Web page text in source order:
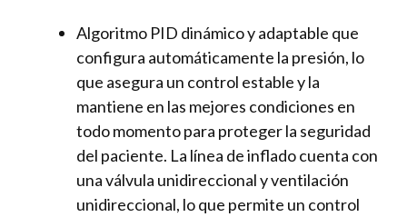
Algoritmo PID dinámico y adaptable que
configura automáticamente la presión, lo
que asegura un control estable y la
mantiene en las mejores condiciones en
todo momento para proteger la seguridad
del paciente. La línea de inflado cuenta con
una válvula unidireccional y ventilación
unidireccional, lo que permite un control